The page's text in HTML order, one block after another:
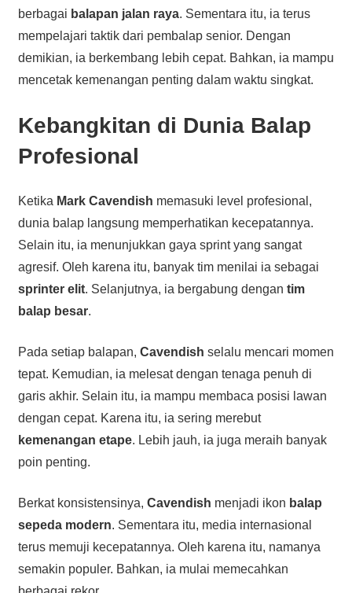
berbagai balapan jalan raya. Sementara itu, ia terus
mempelajari taktik dari pembalap senior. Dengan
demikian, ia berkembang lebih cepat. Bahkan, ia mampu
mencetak kemenangan penting dalam waktu singkat.
Kebangkitan di Dunia Balap
Profesional
Ketika Mark Cavendish memasuki level profesional,
dunia balap langsung memperhatikan kecepatannya.
Selain itu, ia menunjukkan gaya sprint yang sangat
agresif. Oleh karena itu, banyak tim menilai ia sebagai
sprinter elit. Selanjutnya, ia bergabung dengan tim
balap besar.
Pada setiap balapan, Cavendish selalu mencari momen
tepat. Kemudian, ia melesat dengan tenaga penuh di
garis akhir. Selain itu, ia mampu membaca posisi lawan
dengan cepat. Karena itu, ia sering merebut
kemenangan etape. Lebih jauh, ia juga meraih banyak
poin penting.
Berkat konsistensinya, Cavendish menjadi ikon balap
sepeda modern. Sementara itu, media internasional
terus memuji kecepatannya. Oleh karena itu, namanya
semakin populer. Bahkan, ia mulai memecahkan